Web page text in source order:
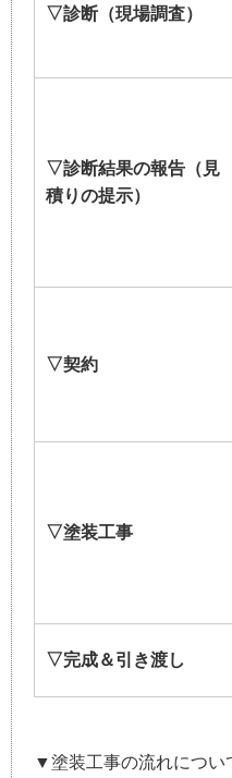
▽診断（現場調査）
▽診断結果の報告（見
積りの提示）
▽契約
▽塗装工事
▽完成＆引き渡し
▼塗装工事の流れについ